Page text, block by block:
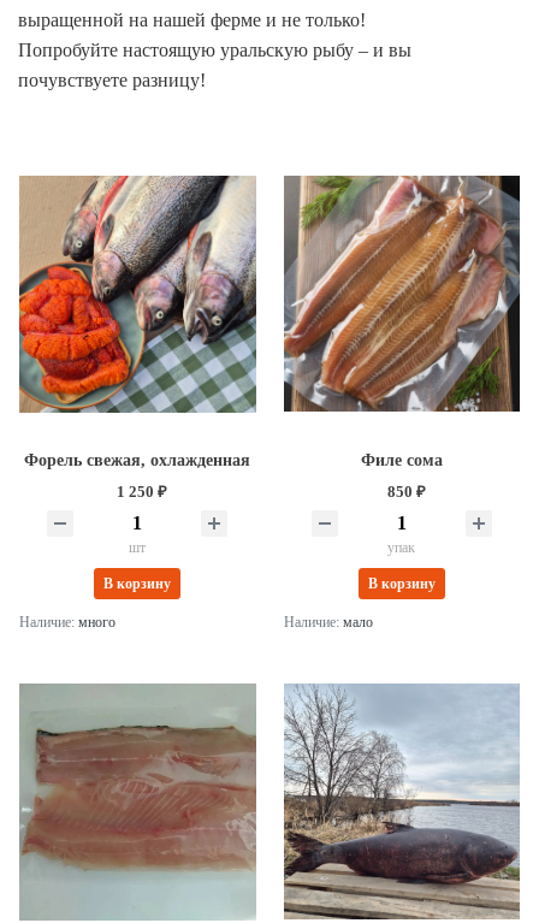
выращенной на нашей ферме и не только!
Попробуйте настоящую уральскую рыбу – и вы
почувствуете разницу!
Форель свежая, охлажденная
1 250 ₽
шт
В корзину
Наличие: много
Филе сома
850 ₽
упак
В корзину
Наличие: мало